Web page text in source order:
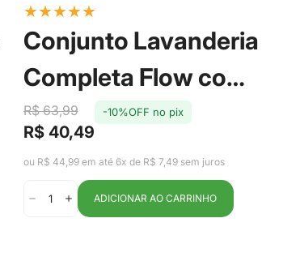
★★★★★
Conjunto Lavanderia
Completa Flow com
3 Peças Bege - Ou
Preço
de
R$ 40,49
Preço
regular
R$ 63,99 -10%OFF no pix
ou R$ 44,99 em até 6x de R$ 7,49 sem juros
ADICIONAR AO CARRINHO